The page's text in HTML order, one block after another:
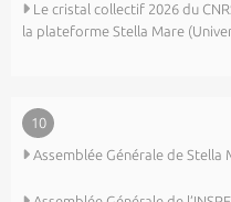
Le cristal collectif 2026 du
la plateforme Stella Mare
10
Assemblée Générale de Stella